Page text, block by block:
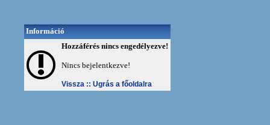
Információ
Hozzáférés nincs engedélyezve!
Nincs bejelentkezve!
Vissza :: Ugrás a főoldalra